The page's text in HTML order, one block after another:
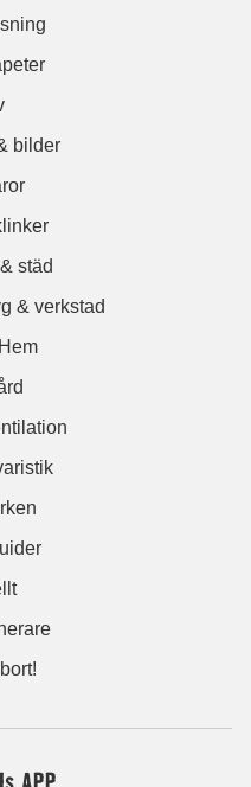
bilder
städ
& verkstad
APP